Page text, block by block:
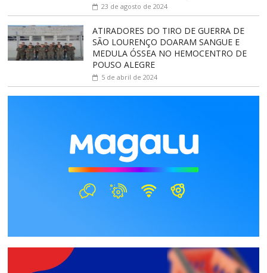
23 de agosto de 2024
ATIRADORES DO TIRO DE GUERRA DE
SÃO LOURENÇO DOARAM SANGUE E
MEDULA ÓSSEA NO HEMOCENTRO DE
POUSO ALEGRE
5 de abril de 2024